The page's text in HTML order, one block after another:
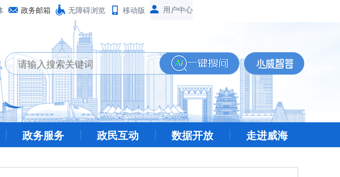
政务邮箱 无障碍浏览 移动版
政务服务 政民互动 数据开放 走进威海